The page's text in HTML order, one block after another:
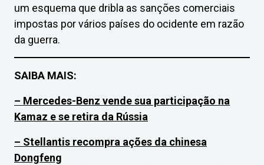
um esquema que dribla as sanções comerciais
impostas por vários países do ocidente em razão
da guerra.
SAIBA MAIS:
– Mercedes-Benz vende sua participação na
Kamaz e se retira da Rússia
– Stellantis recompra ações da chinesa
Dongfeng